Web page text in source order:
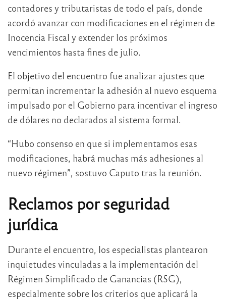
contadores y tributaristas de todo el país, donde
acordó avanzar con modificaciones en el régimen de
Inocencia Fiscal y extender los próximos
vencimientos hasta fines de julio.
El objetivo del encuentro fue analizar ajustes que
permitan incrementar la adhesión al nuevo esquema
impulsado por el Gobierno para incentivar el ingreso
de dólares no declarados al sistema formal.
“Hubo consenso en que si implementamos esas
modificaciones, habrá muchas más adhesiones al
nuevo régimen”, sostuvo Caputo tras la reunión.
Reclamos por seguridad
jurídica
Durante el encuentro, los especialistas plantearon
inquietudes vinculadas a la implementación del
Régimen Simplificado de Ganancias (RSG),
especialmente sobre los criterios que aplicará la